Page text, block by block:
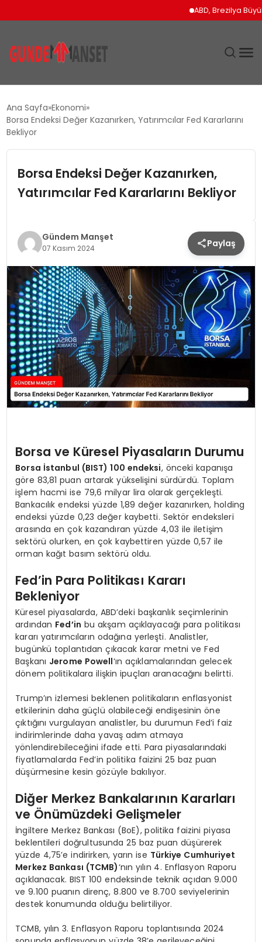
ABD, Brezilya
DÜNYA
SPOR
YAŞAM
Ana Sayfa Ekonomi
Borsa Endeksi Değer Kazanırken, Yatırımcılar Fed Kararlarını
Bekliyor
Borsa Endeksi Değer Kazanırken,
Yatırımcılar Fed Kararlarını Bekliyor
Gündem Manşet
07 Kasım 2024 Paylaş
Borsa ve Küresel Piyasaların Durumu
Borsa İstanbul (BIST) 100 endeksi, önceki kapanışa
göre 83,81 puan artarak yükselişini sürdürdü. Toplam
işlem hacmi ise 79,6 milyar lira olarak gerçekleşti.
Bankacılık endeksi yüzde 1,89 değer kazanırken, holding
endeksi yüzde 0,23 değer kaybetti. Sektör endeksleri
arasında en çok kazandıran yüzde 4,03 ile iletişim
sektörü olurken, en çok kaybettiren yüzde 0,57 ile
orman kağıt basım sektörü oldu.
Fed’in Para Politikası Kararı
Bekleniyor
Küresel piyasalarda, ABD’deki başkanlık seçimlerinin
ardından Fed’in bu akşam açıklayacağı para politikası
kararı yatırımcıların odağına yerleşti. Analistler,
bugünkü toplantıdan çıkacak karar metni ve Fed
Başkanı Jerome Powell‘ın açıklamalarından gelecek
dönem politikalara ilişkin ipuçları aranacağını belirtti.
Trump’ın izlemesi beklenen politikaların enflasyonist
etkilerinin daha güçlü olabileceği endişesinin öne
çıktığını vurgulayan analistler, bu durumun Fed’i faiz
indirimlerinde daha yavaş adım atmaya
yönlendirebileceğini ifade etti. Para piyasalarındaki
fiyatlamalarda Fed’in politika faizini 25 baz puan
düşürmesine kesin gözüyle bakılıyor.
Diğer Merkez Bankalarının Kararları
ve Önümüzdeki Gelişmeler
İngiltere Merkez Bankası (BoE), politika faizini piyasa
beklentileri doğrultusunda 25 baz puan düşürerek
yüzde 4,75’e indirirken, yarın ise Türkiye Cumhuriyet
Merkez Bankası (TCMB)‘nın yılın 4. Enflasyon Raporu
açıklanacak. BIST 100 endeksinde teknik açıdan 9.000
ve 9.100 puanın direnç, 8.800 ve 8.700 seviyelerinin
destek konumunda olduğu belirtiliyor.
TCMB, yılın 3. Enflasyon Raporu toplantısında 2024